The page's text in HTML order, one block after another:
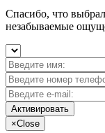
Спасибо, что
незабываемые
Активировать
×Close